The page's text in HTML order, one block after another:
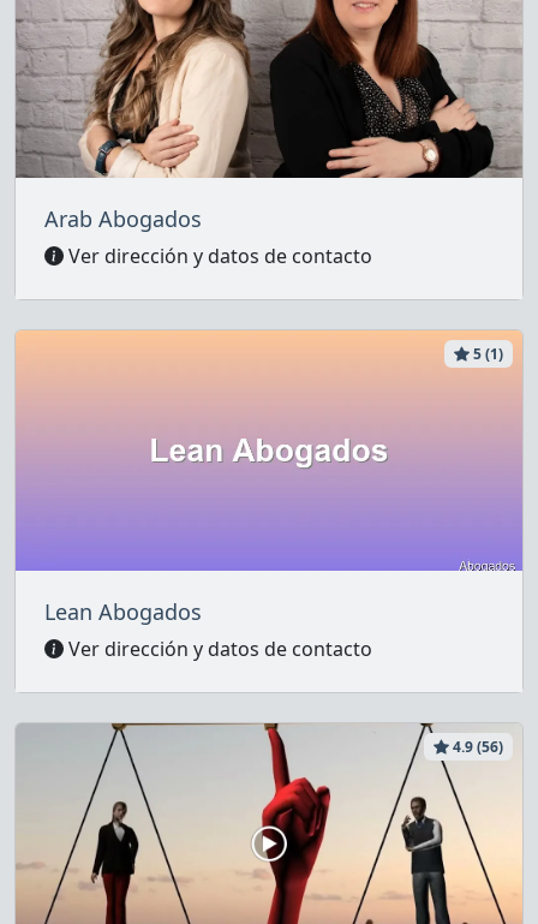
Arab Abogados
Ver dirección y datos de contacto
5 (1)
Lean Abogados
Ver dirección y datos de contacto
4.9 (56)